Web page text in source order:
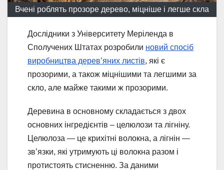
Вчені роблять прозоре дерево, міцніше і легше скла
Дослідники з Університету Меріленда в
Сполучених Штатах розробили новий спосіб
виробництва дерев’яних листів, які є
прозорими, а також міцнішими та легшими за
скло, але майже такими ж прозорими.
Деревина в основному складається з двох
основних інгредієнтів – целюлози та лігніну.
Целюлоза — це крихітні волокна, а лігнін —
зв’язки, які утримують ці волокна разом і
протистоять стисненню. За даними